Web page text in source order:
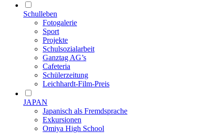
Schulleben
Fotogalerie
Sport
Projekte
Schulsozialarbeit
Ganztag AG’s
Cafeteria
Schülerzeitung
Leichhardt-Film-Preis
JAPAN
Japanisch als Fremdsprache
Exkursionen
Omiya High School